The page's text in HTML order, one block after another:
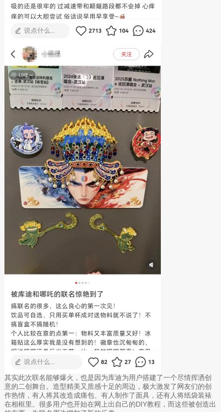
其实此次联名能够爆火，也是因为库迪为用户搭建了一个尽情挥洒创
意的二创舞台。造型精美又质感十足的周边，极大激发了网友们的创
作热情，有人将其改造成痛包、有人制作了面具，还有人将纸袋装裱
在相框里。很多用户也开始在网上出自己的DIY教程，而这些被创造出